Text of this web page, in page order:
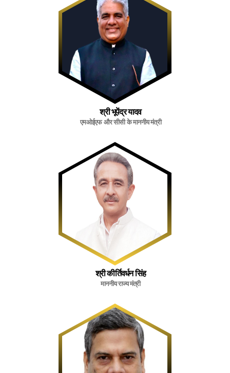
श्री भूपेंद्र यादव
एमओईएफ और सीसी के माननीय मंत्री
श्री कीर्तिवर्धन सिंह
माननीय राज्य मंत्री